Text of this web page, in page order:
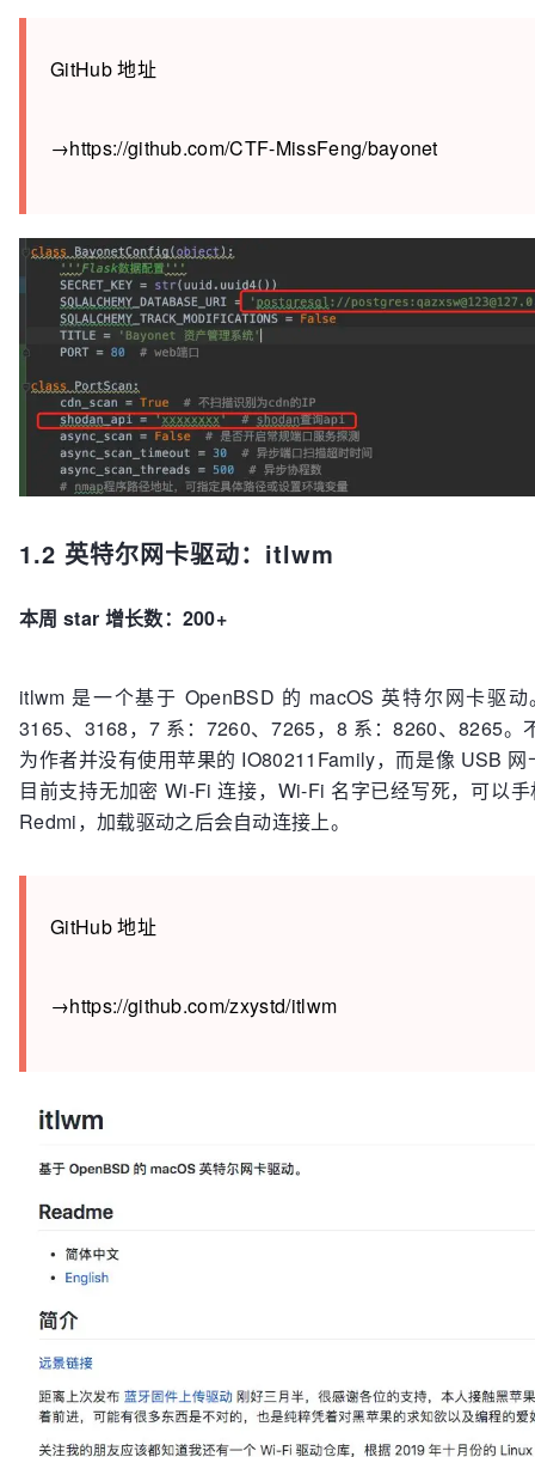
GitHub 地址
→https://github.com/CTF-MissFeng/bayonet
1.2 英特尔网卡驱动：itlwm
本周 star 增长数：200+
itlwm 是一个基于 OpenBSD 的 macOS 英特尔网卡驱
3165、3168，7 系：7260、7265，8 系：8260、8265。
为作者并没有使用苹果的 IO80211Family，而是像 USB
目前支持无加密 Wi-Fi 连接，Wi-Fi 名字已经写死，可以
Redmi，加载驱动之后会自动连接上。
GitHub 地址
→https://github.com/zxystd/itlwm